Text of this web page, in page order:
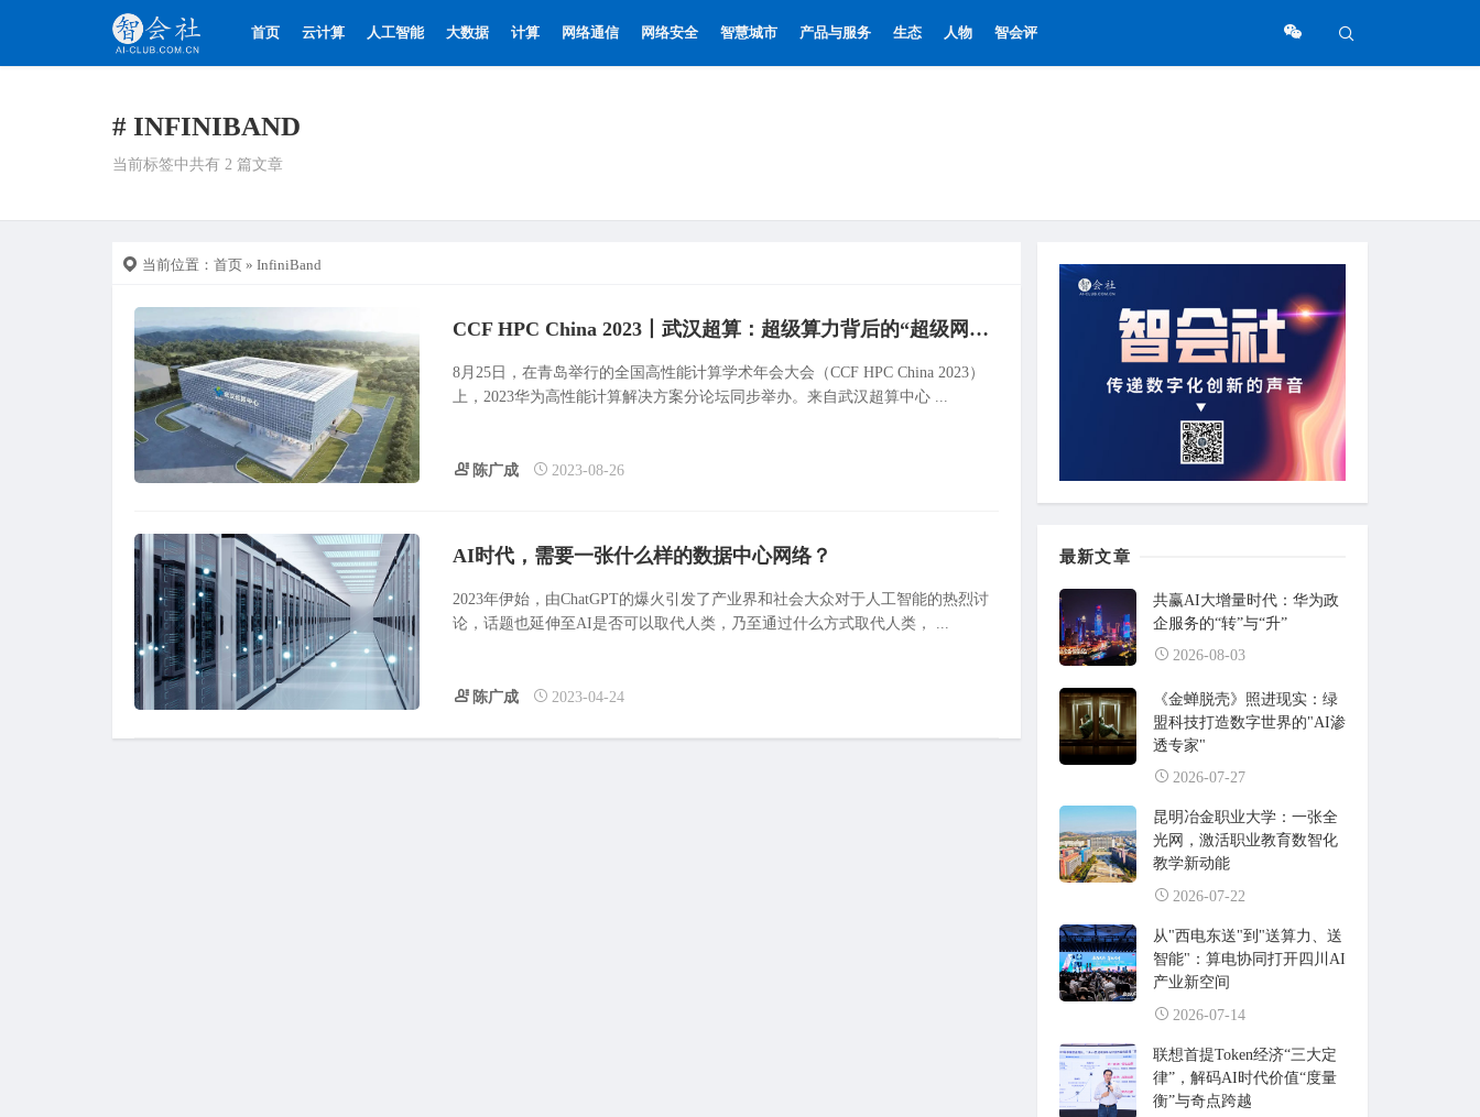
首页 云计算 人工智能 大数据 计算 网络通信 网络安全 智慧城市 产品与服务 生态 人物 智会评
# INFINIBAND
当前标签中共有 2 篇文章
当前位置： 首页 » InfiniBand
CCF HPC China 2023丨武汉超算：超级算力背后的“超级网络”
8月25日，在青岛举行的全国高性能计算学术年会大会（CCF HPC China 2023）
上，2023华为高性能计算解决方案分论坛同步举办。来自武汉超算中心 ...
陈广成 2023-08-26
AI时代，需要一张什么样的数据中心网络？
2023年伊始，由ChatGPT的爆火引发了产业界和社会大众对于人工智能的热烈讨
论，话题也延伸至AI是否可以取代人类，乃至通过什么方式取代人类， ...
陈广成 2023-04-24
最新文章
共赢AI大增量时代：华为政
企服务的“转”与“升”
2026-08-03
《金蝉脱壳》照进现实：绿
盟科技打造数字世界的"AI渗
透专家"
2026-07-27
昆明冶金职业大学：一张全
光网，激活职业教育数智化
教学新动能
2026-07-22
从"西电东送"到"送算力、送
智能"：算电协同打开四川AI
产业新空间
2026-07-14
联想首提Token经济“三大定
律”，解码AI时代价值“度量
衡”与奇点跨越